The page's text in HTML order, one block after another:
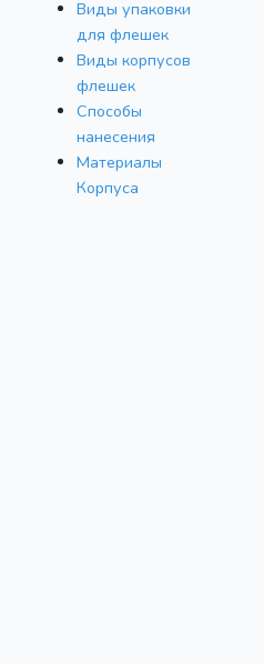
Виды упаковки
для флешек
Виды корпусов
флешек
Способы
нанесения
Материалы
Корпуса